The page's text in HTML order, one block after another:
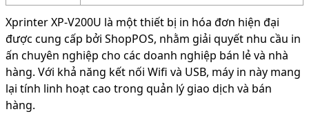
Xprinter XP-V200U là một thiết bị in hóa đơn hiện đại
được cung cấp bởi ShopPOS, nhằm giải quyết nhu cầu in
ấn chuyên nghiệp cho các doanh nghiệp bán lẻ và nhà
hàng. Với khả năng kết nối Wifi và USB, máy in này mang
lại tính linh hoạt cao trong quản lý giao dịch và bán
hàng.